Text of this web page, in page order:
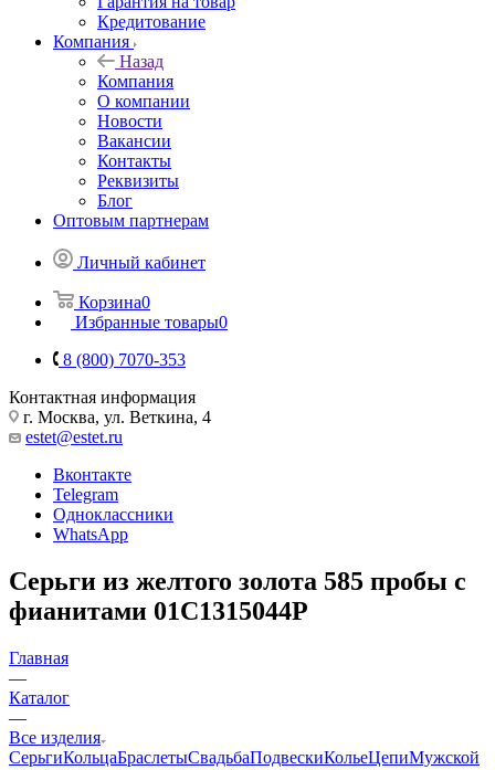
Кредитование
Компания
Назад
Компания
О компании
Новости
Вакансии
Контакты
Реквизиты
Блог
Оптовым партнерам
Личный кабинет
Корзина0
Избранные товары0
8 (800) 7070-353
Контактная информация
г. Москва, ул. Веткина, 4
estet@estet.ru
Вконтакте
Telegram
Одноклассники
WhatsApp
Серьги из желтого золота 585 пробы с
фианитами 01С1315044Р
Главная
—
Каталог
—
Все изделия
СерьгиКольцаБраслетыСвадьбаПодвескиКольеЦепиМужской